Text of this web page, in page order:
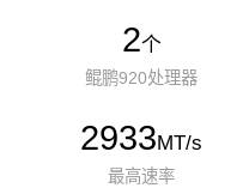
2个
鲲鹏920处理器
2933MT/s
最高速率